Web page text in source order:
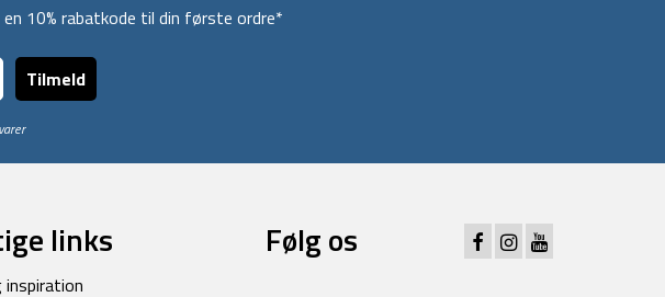
10% rabatkode til din første ordre*
Tilmeld
links
inspiration
Følg os